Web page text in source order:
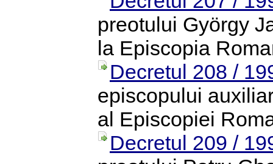
preotului György
la Episcopia
Decretul 208 /
episcopului
al Episcopiei
Decretul 209 /